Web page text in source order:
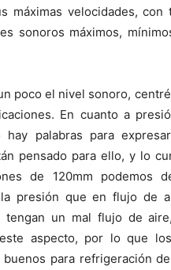
máximas velocidades, con
sonoros máximos,
poco el nivel sonoro,
En cuanto a
palabras para
pensado para ello, y lo
de 120mm podemos
presión que en flujo de
tengan un mal flujo de
aspecto, por lo que
para refrigeración